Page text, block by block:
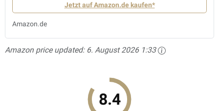
Jetzt auf Amazon.de kaufen*
Amazon.de
Amazon price updated: 6. August 2026 1:33
8.4